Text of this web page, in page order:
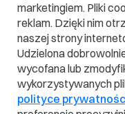
Czym jest
Przeczytaj czym jest
Pomoże Ci to lepiej
marketingiem. Pliki
reklam. Dzięki nim
naszej strony
Udzielona
wycofana lub
wykorzystywanych
polityce